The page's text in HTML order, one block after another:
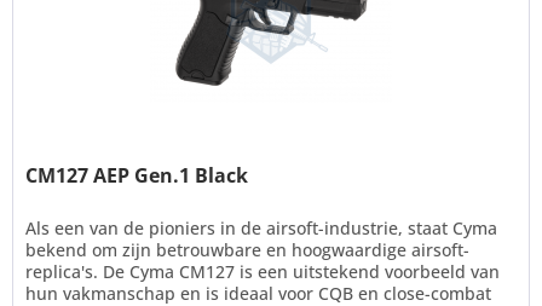
CM127 AEP Gen.1 Black
Als een van de pioniers in de airsoft-industrie, staat Cyma
bekend om zijn betrouwbare en hoogwaardige airsoft-
replica's. De Cyma CM127 is een uitstekend voorbeeld van
hun vakmanschap en is ideaal voor CQB en close-combat